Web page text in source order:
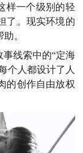
样一个级别的轻
了。现实环境的
。
线索中的“定海
个人都设计了人
的创作自由放权